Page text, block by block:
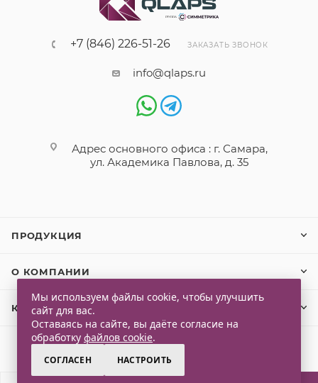
+7 (846) 226-51-26 ЗАКАЗАТЬ ЗВОНОК
info@qlaps.ru
Адрес основного офиса : г. Самара,
ул. Академика Павлова, д. 35
ПРОДУКЦИЯ
О КОМПАНИИ
КЛИЕНТАМ
Мы используем файлы cookie, чтобы улучшить
сайт для вас.
Оставаясь на сайте, вы даёте согласие на
обработку файлов cookie.
СОГЛАСЕН НАСТРОИТЬ